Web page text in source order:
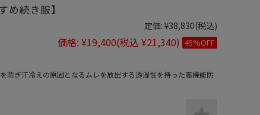
続き服】
定価: ¥38,830(税込)
価格: ¥19,400(税込 ¥21,340) 45%OFF
防ぎ汗冷えの原因となるムレを放出する透湿性を持った高機能防